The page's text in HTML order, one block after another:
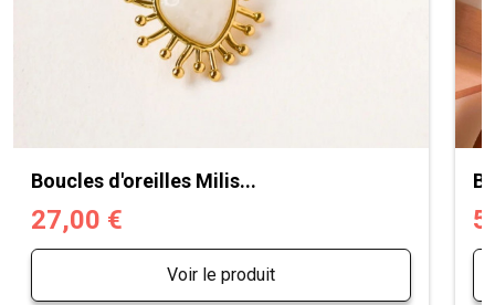
Boucles d'oreilles Milis...
27,00 €
Voir le produit